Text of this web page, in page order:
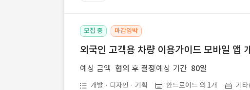
모집 중 마감임박
외국인 고객용 차량 이용가이드 모바일 앱
예상 금액 협의 후 결정 예상 기간 80일
개발 · 디자인 · 기획 안드로이드 외 1개 기